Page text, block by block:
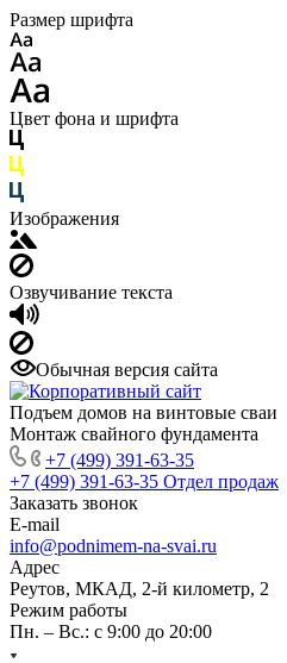
Размер шрифта
Цвет фона и шрифта
Изображения
Озвучивание текста
Обычная версия сайта
Подъем домов на винтовые сваи
Монтаж свайного фундамента
+7 (499) 391-63-35
+7 (499) 391-63-35 Отдел продаж
Заказать звонок
E-mail
info@podnimem-na-svai.ru
Адрес
Реутов, МКАД, 2-й километр, 2
Режим работы
Пн. – Вс.: с 9:00 до 20:00